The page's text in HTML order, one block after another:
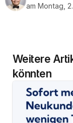
am Montag,
Weitere
könnten